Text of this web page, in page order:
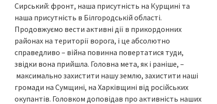
Сирський: фронт, наша присутність на Курщині та
наша присутність в Білгородській області.
Продовжуємо вести активні дії в прикордонних
районах на території ворога, і це абсолютно
справедливо – війна повинна повертатися туди,
звідки вона прийшла. Головна мета, як і раніше, –
максимально захистити нашу землю, захистити наші
громади на Сумщині, на Харківщині від російських
окупантів. Головком доповідав про активність наших